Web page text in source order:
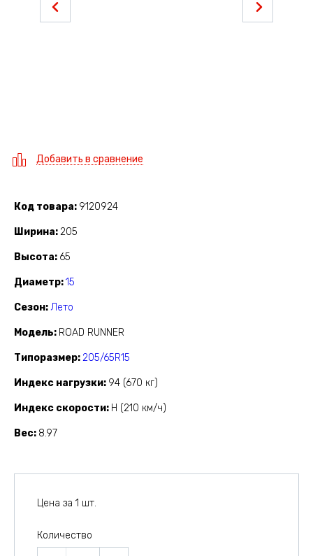
Добавить в сравнение
Код товара 9120924
Ширина 205
Высота 65
Диаметр 15
Сезон Лето
Модель ROAD RUNNER
Типоразмер 205/65R15
Индекс нагрузки 94 (670 кг)
Индекс скорости H (210 км/ч)
Вес 8.97
Цена за 1 шт.
Количество